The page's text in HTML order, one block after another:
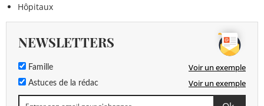
Hôpitaux
NEWSLETTERS
Famille Voir un exemple
Astuces de la rédac Voir un exemple